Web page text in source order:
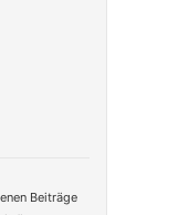
Beiträge